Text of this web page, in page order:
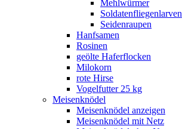
Mehlwürmer
Soldatenfliegenlarven
Seidenraupen
Hanfsamen
Rosinen
geölte Haferflocken
Milokorn
rote Hirse
Vogelfutter 25 kg
Meisenknödel
Meisenknödel anzeigen
Meisenknödel mit Netz